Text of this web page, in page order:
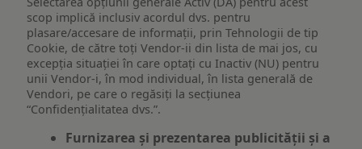
scop implică inclusiv acordul dvs. pentru
plasare/accesare de informații, prin Tehnologii de tip
Cookie, de către toți Vendor-ii din lista de mai jos, cu
excepția situației în care optați cu Inactiv (NU) pentru
unii Vendor-i, în mod individual, în lista generală de
Vendori, pe care o regăsiți la secțiunea
“Confidențialitatea dvs.”.
Furnizarea și prezentarea publicității și a